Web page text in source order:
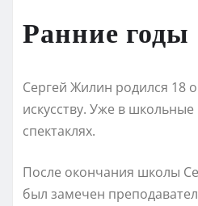
Ранние годы
Сергей Жилин родился 18
искусству. Уже в
спектаклях.
После окончания школы
был замечен